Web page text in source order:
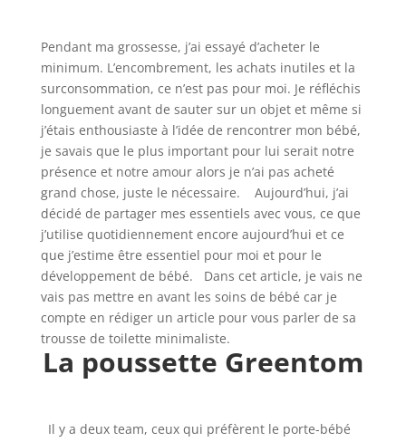
Pendant ma grossesse, j’ai essayé d’acheter le
minimum. L’encombrement, les achats inutiles et la
surconsommation, ce n’est pas pour moi. Je réfléchis
longuement avant de sauter sur un objet et même si
j’étais enthousiaste à l’idée de rencontrer mon bébé,
je savais que le plus important pour lui serait notre
présence et notre amour alors je n’ai pas acheté
grand chose, juste le nécessaire. Aujourd’hui, j’ai
décidé de partager mes essentiels avec vous, ce que
j’utilise quotidiennement encore aujourd’hui et ce
que j’estime être essentiel pour moi et pour le
développement de bébé. Dans cet article, je vais ne
vais pas mettre en avant les soins de bébé car je
compte en rédiger un article pour vous parler de sa
trousse de toilette minimaliste.
La poussette Greentom
Il y a deux team, ceux qui préfèrent le porte-bébé